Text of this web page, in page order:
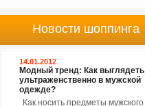
Новости шоппинга
14.01.2012
Модный тренд: Как выглядеть
ультраженственно в мужской
одежде?
Как носить предметы мужского